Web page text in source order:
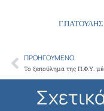
Prev
ΠΡΟΗΓΟΎΜΕΝΟ